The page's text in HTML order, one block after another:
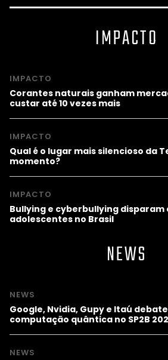
IMPACTO
IMPACTO
Corantes naturais ganham
custar até 10 vezes mais
IMPACTO
Qual é o lugar mais silencioso da
momento?
IMPACTO
Bullying e cyberbullying
adolescentes no Brasil
NEWS
NEWS
Google, Nvidia, Gupy e Itaú
computação quântica no SP2B
NEWS